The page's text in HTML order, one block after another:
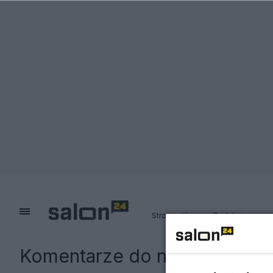
Strona główna Redakcja
Komentarze do notki: